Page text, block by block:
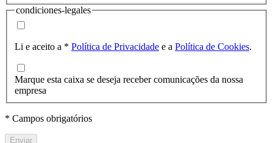
condiciones-legales
Li e aceito a * Política de Privacidade e a Política de Cookies.
Marque esta caixa se deseja receber comunicações da nossa
empresa
* Campos obrigatórios
Enviar